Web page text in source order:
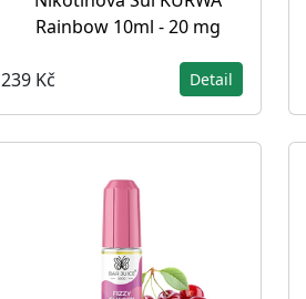
Rainbow 10ml - 20 mg
239 Kč Detail